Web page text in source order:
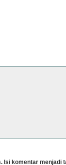
komentar menjadi